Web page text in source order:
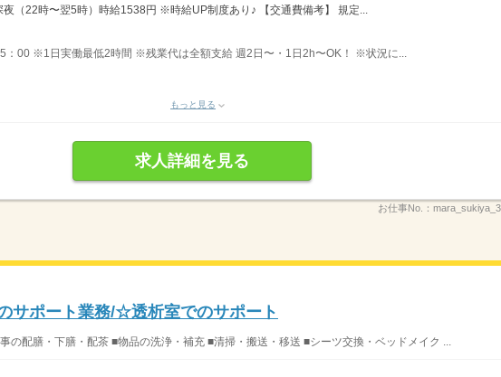
夜（22時〜翌5時）時給1538円 ※時給UP制度あり♪ 【交通費備考】 規定...
：00 ※1日実働最低2時間 ※残業代は全額支給 週2日〜・1日2h〜OK！ ※状況に...
もっと見る
求人詳細を見る
お仕事No.：
サポート業務/☆透析室でのサポート
の配膳・下膳・配茶 ■物品の洗浄・補充 ■清掃・搬送・移送 ■シーツ交換・ベッドメイク ...